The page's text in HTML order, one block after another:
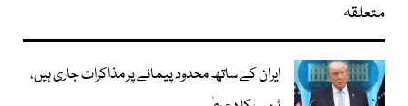
متعلقہ
ایران کے ساتھ محدود پیمانے پر مذاکرات جاری ہیں،